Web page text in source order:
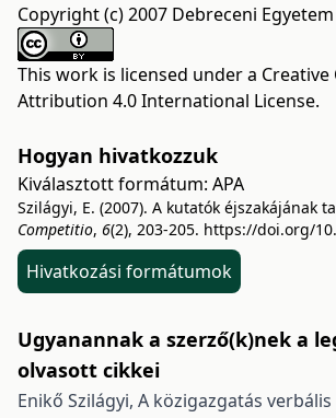
Copyright (c) 2007 Debreceni Egyetem
This work is licensed under a Creative
Attribution 4.0 International License.
Hogyan hivatkozzuk
Kiválasztott formátum: APA
Szilágyi, E. (2007). A kutatók éjszakájának
Competitio, 6(2), 203-205. https://doi.org/
Hivatkozási formátumok
Ugyanannak a szerző(k)nek a
olvasott cikkei
Enikő Szilágyi, A közigazgatás